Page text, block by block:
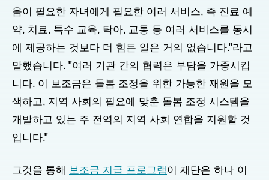
움이 필요한 자녀에게 필요한 여러 서비스, 즉 진료 예
약, 치료, 특수 교육, 탁아, 교통 등 여러 서비스를 동시
에 제공하는 것보다 더 힘든 일은 거의 없습니다."라고
말했습니다. "여러 기관 간의 협력은 부담을 가중시킵
니다. 이 보조금은 돌봄 조정을 위한 가능한 재원을 모
색하고, 지역 사회의 필요에 맞춘 돌봄 조정 시스템을
개발하고 있는 주 전역의 지역 사회 연합을 지원할 것
입니다."
그것을 통해 보조금 지급 프로그램이 재단은 하나 이